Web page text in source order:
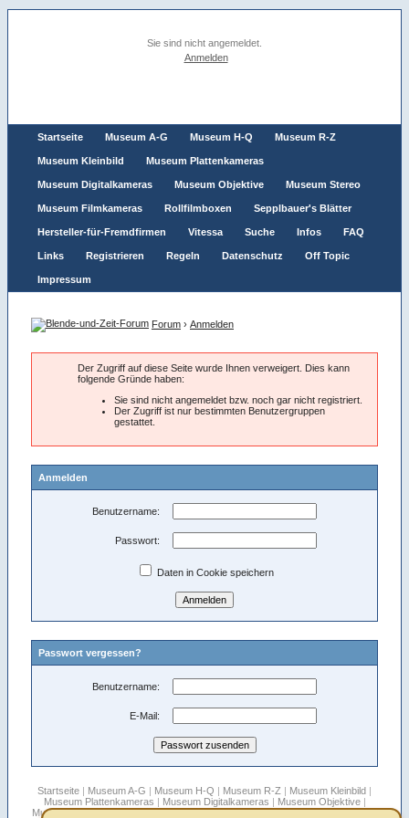
Sie sind nicht angemeldet.
Anmelden
Startseite Museum A-G Museum H-Q Museum R-Z
Museum Kleinbild Museum Plattenkameras
Museum Digitalkameras Museum Objektive Museum Stereo
Museum Filmkameras Rollfilmboxen Sepplbauer's Blätter
Hersteller-für-Fremdfirmen Vitessa Suche Infos FAQ
Links Registrieren Regeln Datenschutz Off Topic
Impressum
Forum › Anmelden
Der Zugriff auf diese Seite wurde Ihnen verweigert. Dies kann
folgende Gründe haben:
Sie sind nicht angemeldet bzw. noch gar nicht registriert.
Der Zugriff ist nur bestimmten Benutzergruppen
gestattet.
Anmelden
Benutzername:
Passwort:
Daten in Cookie speichern
Passwort vergessen?
Benutzername:
E-Mail:
Startseite Museum A-G Museum H-Q Museum R-Z Museum Kleinbild
Museum Plattenkameras
Museum Digitalkameras Museum Objektive|
Museum Stereo|Museum Filmkameras|Rollfilmboxen|Sepplbauer's Blätter|